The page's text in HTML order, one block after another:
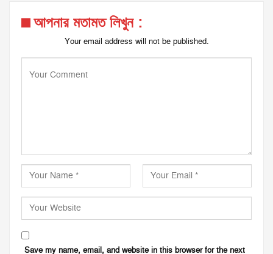
আপনার মতামত লিখুন :
Your email address will not be published.
Save my name, email, and website in this browser for the next